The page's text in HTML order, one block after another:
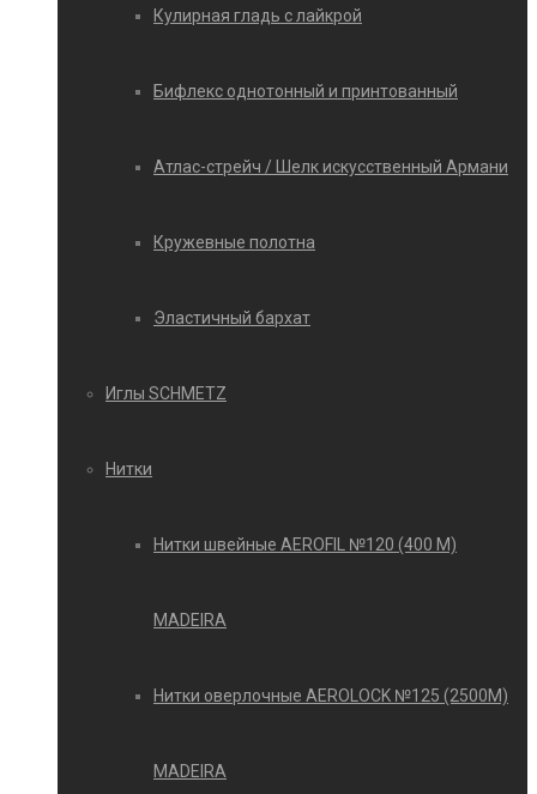
Кулирная гладь с лайкрой
Бифлекс однотонный и принтованный
Атлас-стрейч / Шелк искусственный Армани
Кружевные полотна
Эластичный бархат
Иглы SCHMETZ
Нитки
Нитки швейные AEROFIL №120 (400 М)
MADEIRA
Нитки оверлочные AEROLOCK №125 (2500М)
MADEIRA